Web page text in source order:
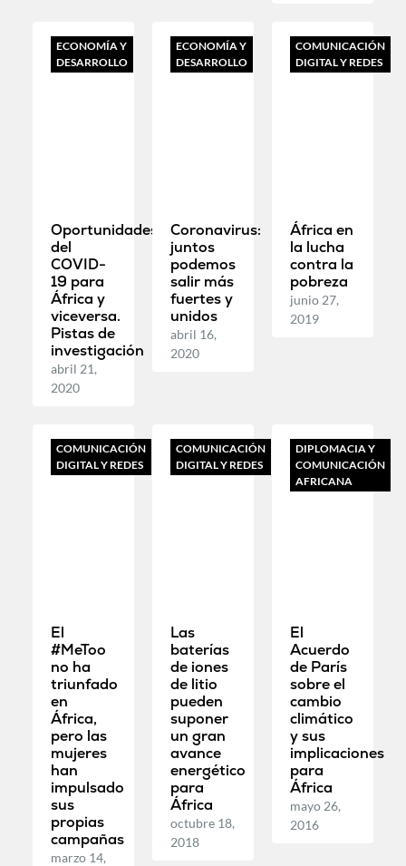
ECONOMÍA Y
DESARROLLO
Oportunidades
del
COVID-
19 para
África y
viceversa.
Pistas de
investigación
abril 21,
2020
ECONOMÍA Y
DESARROLLO
Coronavirus:
juntos
podemos
salir más
fuertes y
unidos
abril 16,
2020
COMUNICACIÓN
DIGITAL Y REDES
África en
la lucha
contra la
pobreza
junio 27,
2019
COMUNICACIÓN
DIGITAL Y REDES
El
#MeToo
no ha
triunfado
en
África,
pero las
mujeres
han
impulsado
sus
propias
campañas
marzo 14,
COMUNICACIÓN
DIGITAL Y REDES
Las
baterías
de iones
de litio
pueden
suponer
un gran
avance
energético
para
África
octubre 18,
2018
DIPLOMACIA Y
COMUNICACIÓN
AFRICANA
El
Acuerdo
de París
sobre el
cambio
climático
y sus
implicaciones
para
África
mayo 26,
2016